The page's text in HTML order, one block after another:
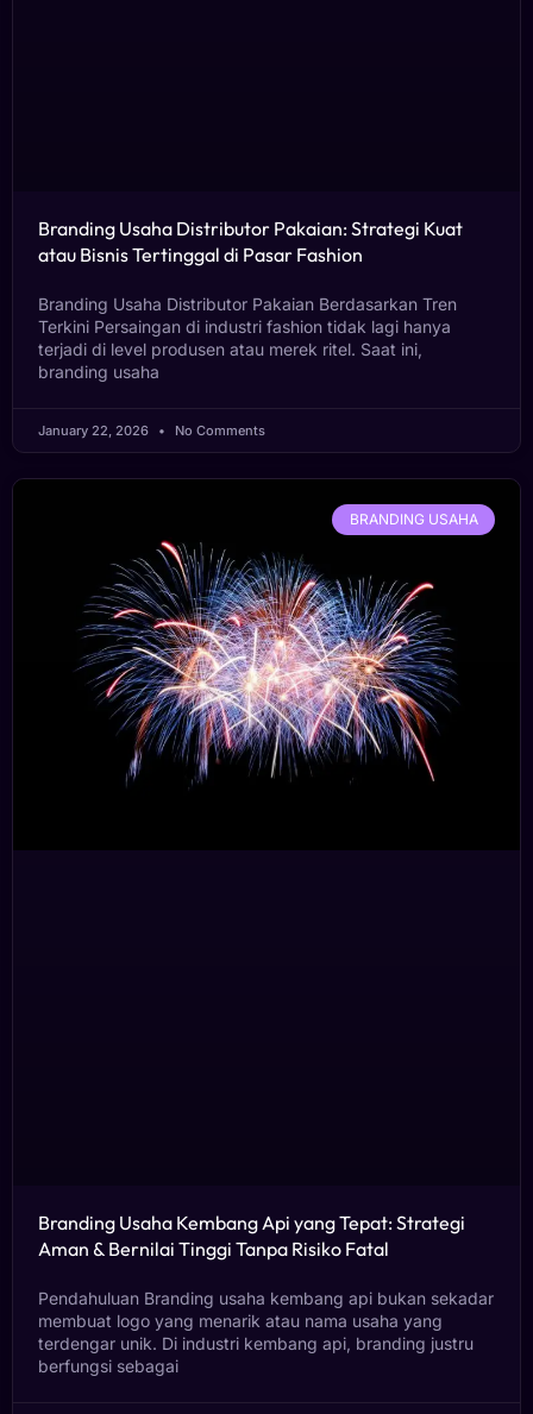
Branding Usaha Distributor Pakaian: Strategi Kuat
atau Bisnis Tertinggal di Pasar Fashion
Branding Usaha Distributor Pakaian Berdasarkan Tren
Terkini Persaingan di industri fashion tidak lagi hanya
terjadi di level produsen atau merek ritel. Saat ini,
branding usaha
January 22, 2026 No Comments
BRANDING USAHA
Branding Usaha Kembang Api yang Tepat: Strategi
Aman & Bernilai Tinggi Tanpa Risiko Fatal
Pendahuluan Branding usaha kembang api bukan sekadar
membuat logo yang menarik atau nama usaha yang
terdengar unik. Di industri kembang api, branding justru
berfungsi sebagai